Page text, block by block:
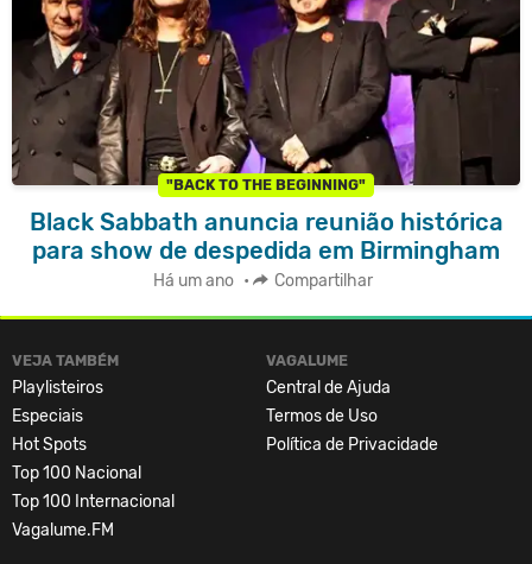
"BACK TO THE BEGINNING"
Black Sabbath anuncia reunião histórica
para show de despedida em Birmingham
Há um ano • Compartilhar
VEJA TAMBÉM
Playlisteiros
Especiais
Hot Spots
Top 100 Nacional
Top 100 Internacional
Vagalume.FM
VAGALUME
Central de Ajuda
Termos de Uso
Política de Privacidade